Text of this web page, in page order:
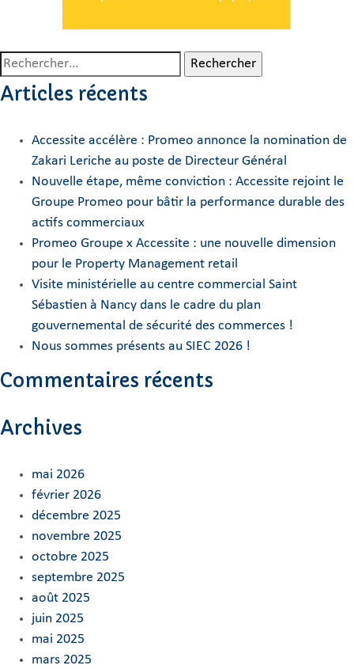
Rechercher :
Articles récents
Accessite accélère : Promeo annonce la nomination de
Zakari Leriche au poste de Directeur Général
Nouvelle étape, même conviction : Accessite rejoint le
Groupe Promeo pour bâtir la performance durable des
actifs commerciaux
Promeo Groupe x Accessite : une nouvelle dimension
pour le Property Management retail
Visite ministérielle au centre commercial Saint
Sébastien à Nancy dans le cadre du plan
gouvernemental de sécurité des commerces !
Nous sommes présents au SIEC 2026 !
Commentaires récents
Archives
mai 2026
février 2026
décembre 2025
novembre 2025
octobre 2025
septembre 2025
août 2025
juin 2025
mai 2025
mars 2025